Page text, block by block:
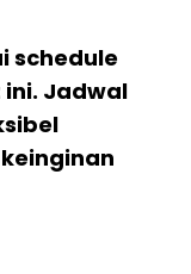
schedule
Jadwal